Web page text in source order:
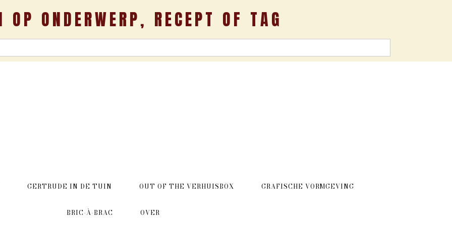
OP ONDERWERP, RECEPT OF TAG
GERTRUDE IN DE TUIN OUT OF THE VERHUISBOX GRAFISCHE VORMGEVING
BRIC-À-BRAC OVER